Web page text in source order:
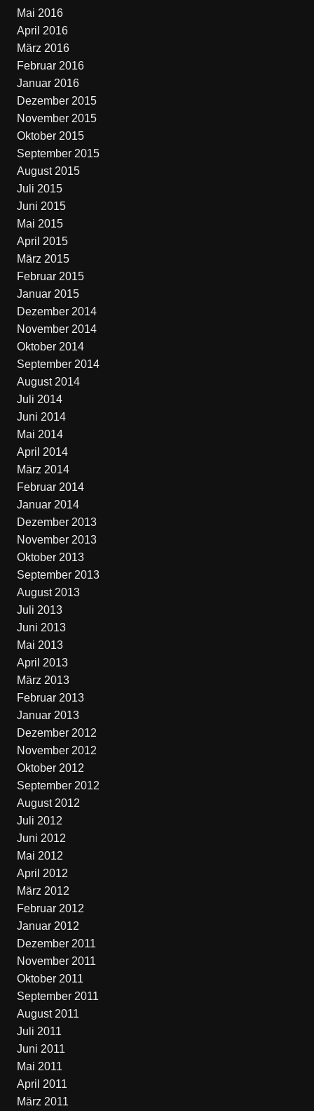
Mai 2016
April 2016
März 2016
Februar 2016
Januar 2016
Dezember 2015
November 2015
Oktober 2015
September 2015
August 2015
Juli 2015
Juni 2015
Mai 2015
April 2015
März 2015
Februar 2015
Januar 2015
Dezember 2014
November 2014
Oktober 2014
September 2014
August 2014
Juli 2014
Juni 2014
Mai 2014
April 2014
März 2014
Februar 2014
Januar 2014
Dezember 2013
November 2013
Oktober 2013
September 2013
August 2013
Juli 2013
Juni 2013
Mai 2013
April 2013
März 2013
Februar 2013
Januar 2013
Dezember 2012
November 2012
Oktober 2012
September 2012
August 2012
Juli 2012
Juni 2012
Mai 2012
April 2012
März 2012
Februar 2012
Januar 2012
Dezember 2011
November 2011
Oktober 2011
September 2011
August 2011
Juli 2011
Juni 2011
Mai 2011
April 2011
März 2011